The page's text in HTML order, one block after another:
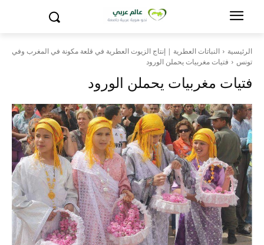
الرئيسية
النباتات العطرية | إنتاج الزيوت العطرية في قلعة مكونة في المغرب وفي
تونس
فتيات مغربيات يحملن الورود
فتيات مغربيات يحملن الورود